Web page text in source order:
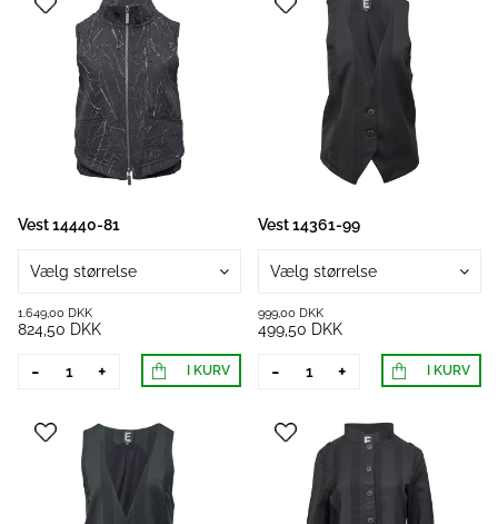
Vest 14440-81
Vælg størrelse
1.649,00 DKK
824,50 DKK
- + I KURV
Vest 14361-99
Vælg størrelse
999,00 DKK
499,50 DKK
- + I KURV